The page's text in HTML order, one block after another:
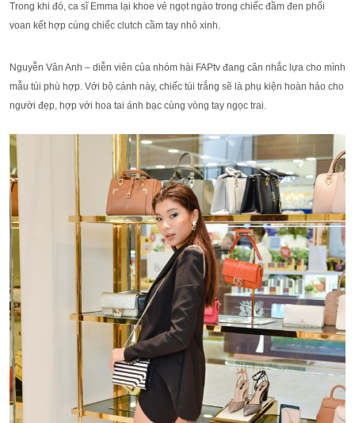
Trong khi đó, ca sĩ Emma lại khoe vẻ ngọt ngào trong chiếc đầm đen phối
voan kết hợp cùng chiếc clutch cầm tay nhỏ xinh.
Nguyễn Vân Anh – diễn viên của nhóm hài FAPtv đang cân nhắc lựa cho mình
mẫu túi phù hợp. Với bộ cánh này, chiếc túi trắng sẽ là phụ kiện hoàn hảo cho
người đẹp, hợp với hoa tai ánh bạc cùng vòng tay ngọc trai.